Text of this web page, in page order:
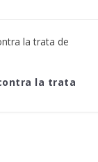
la trata